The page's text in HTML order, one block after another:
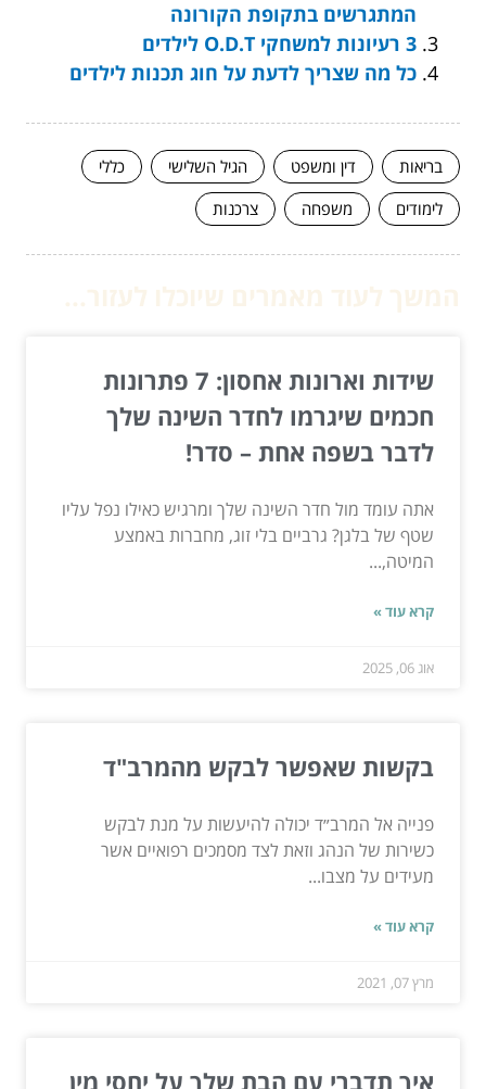
המתגרשים בתקופת הקורונה
3 רעיונות למשחקי O.D.T לילדים
כל מה שצריך לדעת על חוג תכנות לילדים
בריאות דין ומשפט הגיל השלישי
כללי
לימודים
משפחה צרכנות
שידות וארונות אחסון: 7 פתרונות
חכמים שיגרמו לחדר השינה שלך
לדבר בשפה אחת – סדר!
אתה עומד מול חדר השינה שלך ומרגיש כאילו נפל עליו
שטף של בלגן? גרביים בלי זוג, מחברות באמצע
המיטה,...
קרא עוד »
אוג 06, 2025
בקשות שאפשר לבקש מהמרב"ד
פנייה אל המרב״ד יכולה להיעשות על מנת לבקש
כשירות של הנהג וזאת לצד מסמכים רפואיים אשר
מעידים על מצבו...
קרא עוד »
מרץ 07, 2021
איך תדברי עם הבת שלך על יחסי מין